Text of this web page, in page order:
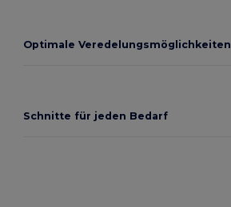
Optimale Veredelungsmöglichkeiten
Schnitte für jeden Bedarf